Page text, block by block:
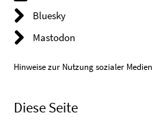
Bluesky
Mastodon
Hinweise zur Nutzung sozialer Medien
Diese Seite